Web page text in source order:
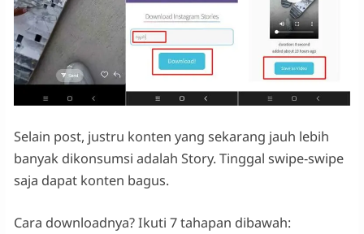
Selain post, justru konten yang sekarang jauh lebih
banyak dikonsumsi adalah Story. Tinggal swipe-swipe
saja dapat konten bagus.
Cara downloadnya? Ikuti 7 tahapan dibawah: